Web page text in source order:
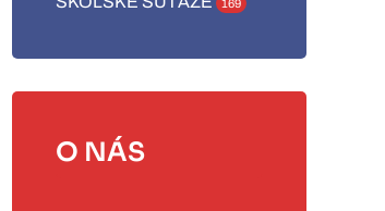
169
O NÁS